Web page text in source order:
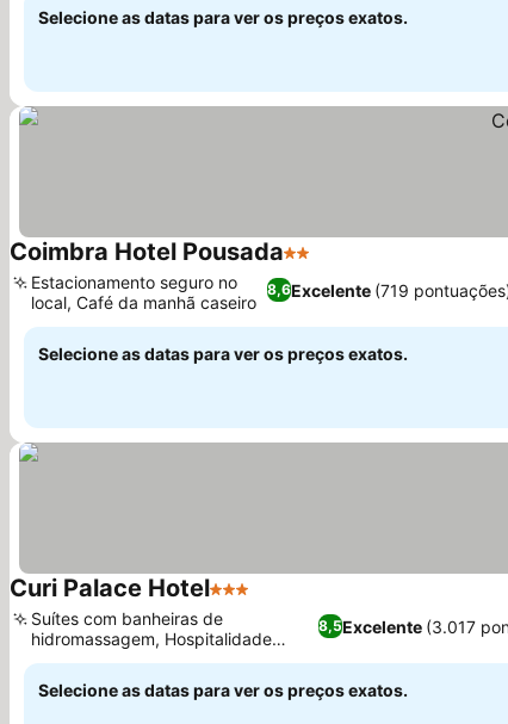
Selecione as datas para ver os preços exatos.
Coimbra Hotel Pousada2 Estrelas
8,6Excelente (719
Estacionamento seguro no
local, Café da manhã caseiro
Selecione as datas para ver os preços exatos.
Curi Palace Hotel3 Estrelas
8,5Excelente (3.017
Suítes com banheiras de
hidromassagem, Hospitalidade
clássica de Pelotas
Selecione as datas para ver os preços exatos.